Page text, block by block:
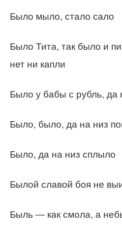
Было мыло, стало сало
Было Тита, так было и
нет ни капли
Было у бабы с рубль, да
Было, было, да на низ
Было, да на низ сплыло
Былой славой боя не
Быль — как смола, а